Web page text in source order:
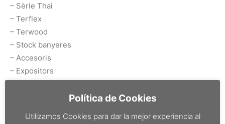
– Sèrie Thai
– Terflex
– Terwood
– Stock banyeres
– Accesoris
– Expositors
Política de Cookies
Utilizamos Cookies para dar la mejor experiencia al